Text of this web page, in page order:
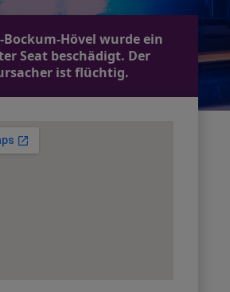
Hövel wurde ein
Seat beschädigt. Der
ist flüchtig.